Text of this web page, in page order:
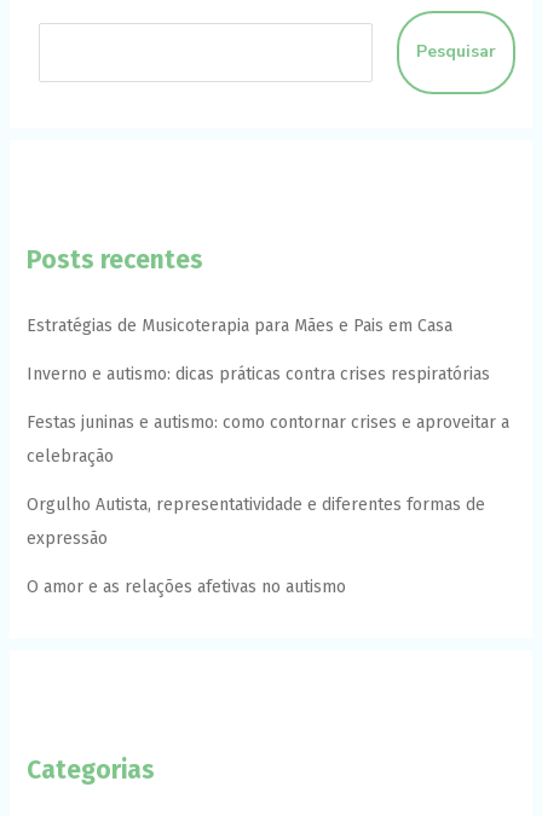
Pesquisar
Posts recentes
Estratégias de Musicoterapia para Mães e Pais em Casa
Inverno e autismo: dicas práticas contra crises respiratórias
Festas juninas e autismo: como contornar crises e aproveitar a
celebração
Orgulho Autista, representatividade e diferentes formas de
expressão
O amor e as relações afetivas no autismo
Categorias